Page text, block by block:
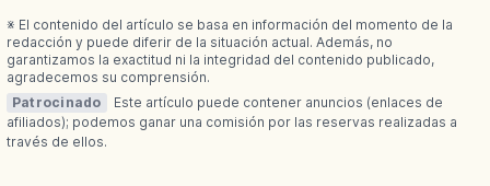
※ El contenido del artículo se basa en información del momento de la
redacción y puede diferir de la situación actual. Además, no
garantizamos la exactitud ni la integridad del contenido publicado,
agradecemos su comprensión.
Patrocinado
Este artículo puede contener anuncios (enlaces de
afiliados); podemos ganar una comisión por las reservas realizadas a
través de ellos.